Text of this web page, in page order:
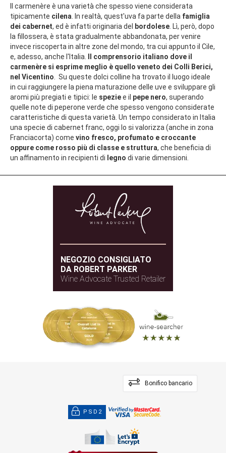
Il carmenère è una varietà che spesso viene considerata
tipicamente cilena . In realtà, quest'uva fa parte della famiglia
dei cabernet, ed è infatti originaria del bordolese . Lì, però, dopo
la fillossera, è stata gradualmente abbandonata, per venire
invece riscoperta in altre zone del mondo, tra cui appunto il Cile,
e, adesso, anche l'Italia.
Il comprensorio italiano dove il
carmenère si esprime meglio è quello veneto dei Colli Berici,
nel Vicentino . Su queste dolci colline ha trovato il luogo ideale
in cui raggiungere la piena maturazione delle uve e sviluppare gli
aromi più pregiati e tipici: le speziee il pepe nero, superando
quelle note di peperone verde che spesso vengono considerate
caratteristiche di questa varietà. Un tempo considerato in Italia
una specie di cabernet franc, oggi lo si valorizza (anche in zona
Franciacorta) come vino fresco, profumato e croccante
oppure come rosso più di classe e struttura, che beneficia di
un affinamento in recipienti di legno di varie dimensioni.
NEGOZIO CONSIGLIATO
DA ROBERT PARKER
Wine Advocate Trusted Retailer
Bonifico bancario
PSD2